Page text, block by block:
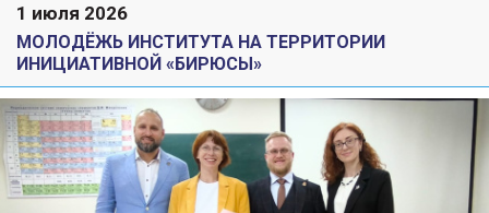
1 июля 2026
МОЛОДЁЖЬ ИНСТИТУТА НА ТЕРРИТОРИИ
ИНИЦИАТИВНОЙ «БИРЮСЫ»